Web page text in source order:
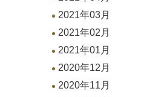
2021年03月
2021年02月
2021年01月
2020年12月
2020年11月